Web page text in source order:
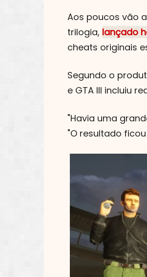
Aos poucos vão
trilogia, lançado
cheats originais
Segundo o
e GTA III incluiu
"Havia uma
"O resultado